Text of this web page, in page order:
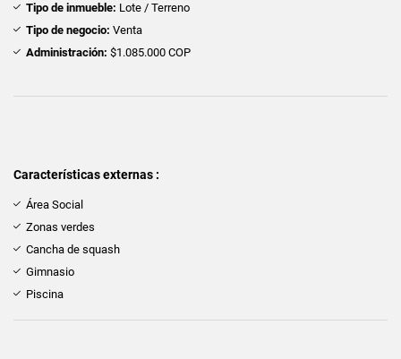
Tipo de inmueble: Lote / Terreno
Tipo de negocio: Venta
Administración: $1.085.000 COP
Características externas :
Área Social
Zonas verdes
Cancha de squash
Gimnasio
Piscina